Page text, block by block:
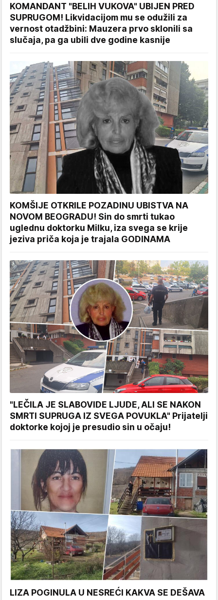
KOMANDANT "BELIH VUKOVA" UBIJEN PRED
SUPRUGOM! Likvidacijom mu se odužili za
vernost otadžbini: Mauzera prvo sklonili sa
slučaja, pa ga ubili dve godine kasnije
KOMŠIJE OTKRILE POZADINU UBISTVA NA
NOVOM BEOGRADU! Sin do smrti tukao
uglednu doktorku Milku, iza svega se krije
jeziva priča koja je trajala GODINAMA
"LEČILA JE SLABOVIDE LJUDE, ALI SE NAKON
SMRTI SUPRUGA IZ SVEGA POVUKLA" Prijatelji
doktorke kojoj je presudio sin u očaju!
LIZA POGINULA U NESREĆI KAKVA SE DEŠAVA